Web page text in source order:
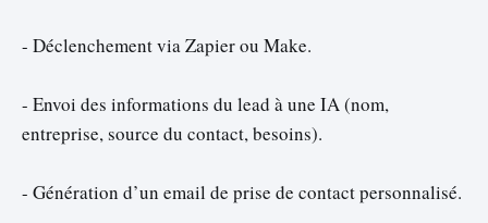
- Déclenchement via Zapier ou Make.
- Envoi des informations du lead à une IA (nom,
entreprise, source du contact, besoins).
- Génération d’un email de prise de contact personnalisé.